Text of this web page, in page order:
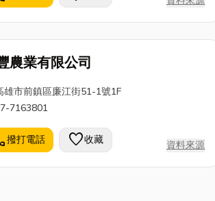
農業有限公司
雄市前鎮區廉江街51-1號1F
7163801
撥打電話 favorite收藏 資料來源